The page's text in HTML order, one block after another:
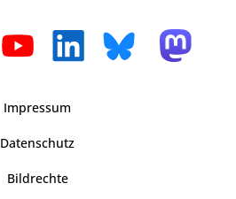
Impressum
Datenschutz
Bildrechte